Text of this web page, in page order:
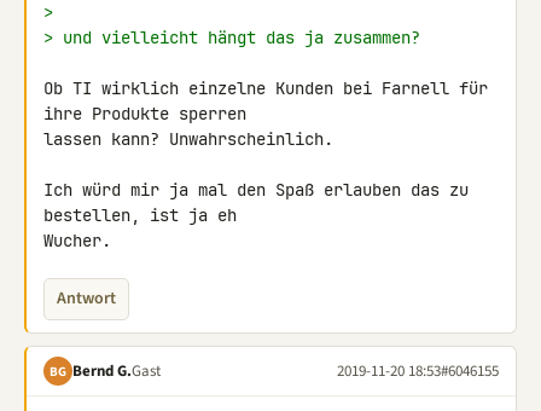
>
> und vielleicht hängt das ja zusammen?
Ob TI wirklich einzelne Kunden bei Farnell für
ihre Produkte sperren
lassen kann? Unwahrscheinlich.
Ich würd mir ja mal den Spaß erlauben das zu
bestellen, ist ja eh
Wucher.
Antwort
BG Bernd G.Gast 2019-11-20 18:53#6046155